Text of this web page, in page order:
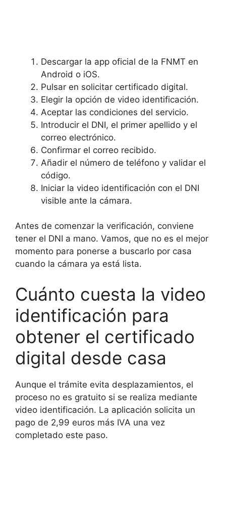
Descargar la app oficial de la FNMT en
Android o iOS.
Pulsar en solicitar certificado digital.
Elegir la opción de video identificación.
Aceptar las condiciones del servicio.
Introducir el DNI, el primer apellido y el
correo electrónico.
Confirmar el correo recibido.
Añadir el número de teléfono y validar el
código.
Iniciar la video identificación con el DNI
visible ante la cámara.
Antes de comenzar la verificación, conviene
tener el DNI a mano. Vamos, que no es el mejor
momento para ponerse a buscarlo por casa
cuando la cámara ya está lista.
Cuánto cuesta la video
identificación para
obtener el certificado
digital desde casa
Aunque el trámite evita desplazamientos, el
proceso no es gratuito si se realiza mediante
video identificación. La aplicación solicita un
pago de 2,99 euros más IVA una vez
completado este paso.